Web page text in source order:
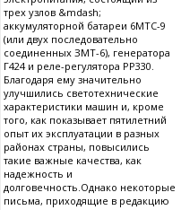
трех узлов &mdash;
аккумуляторной батареи 6МТС-9
(или двух последовательно
соединенных ЗМТ-6), генератора
Г424 и реле-регулятора РР330.
Благодаря ему значительно
улучшились светотехнические
характеристики машин и, кроме
того, как показывает пятилетний
опыт их эксплуатации в разных
районах страны, повысились
такие важные качества, как
надежность и
долговечность.Однако некоторые
письма, приходящие в редакцию